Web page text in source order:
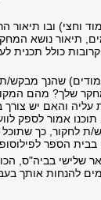
וחצי) ובו תיאור
תיאור נושא
כולל תכנית
כללי של המחקר (3-2
שלך? מהם
והאם יש צורך
אמור לספק
ת לחקור, כך
הספר
שלישי בביה"ס,
להנחות אותך